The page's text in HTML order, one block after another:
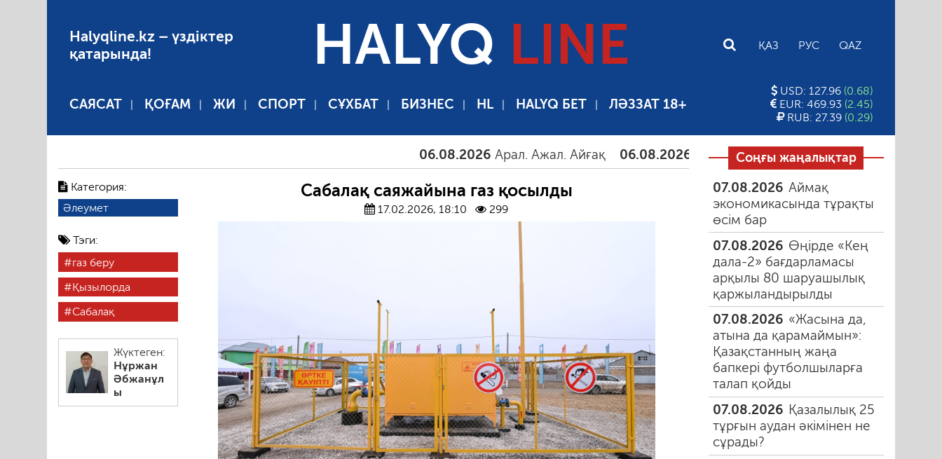
Halyqline.kz – үздіктер
қатарында!
HALYQ LINE ҚАЗ РУС QAZ
САЯСАТ ҚОҒАМ ЖИ СПОРТ СҰХБАТ БИЗНЕС HL HALYQ БЕТ ЛӘЗЗАТ 18+
USD: 127.96 (0.68)
EUR: 469.93 (2.45)
RUB: 27.39 (0.29)
06.08.2026 Арал. Ажал. Айғақ 06.08.2026 Тамыздағы таңғы түтін 06.08.2026
Категория:
Әлеумет
Тэги:
газ беру
Қызылорда
Сабалақ
Жүктеген:
Нұржан
Әбжанұл
ы
Сабалақ саяжайына газ қосылды
17.02.2026, 18:10 299
Соңғы жаңалықтар
07.08.2026 Аймақ
экономикасында тұрақты
өсім бар
07.08.2026 Өңірде «Кең
дала-2» бағдарламасы
арқылы 80 шаруашылық
қаржыландырылды
07.08.2026 «Жасына да,
атына да қарамаймын»:
Қазақстанның жаңа
бапкері футболшыларға
талап қойды
07.08.2026 Қазалылық 25
тұрғын аудан әкімінен не
сұрады?